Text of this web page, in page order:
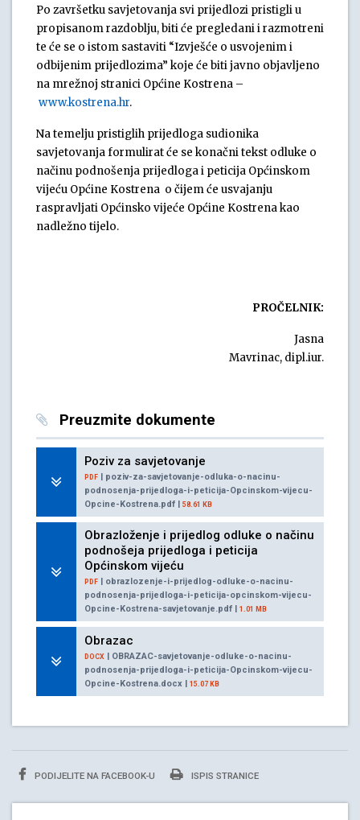
Po završetku savjetovanja svi prijedlozi pristigli u
propisanom razdoblju, biti će pregledani i razmotreni
te će se o istom sastaviti “Izvješće o usvojenim i
odbijenim prijedlozima” koje će biti javno objavljeno
na mrežnoj stranici Općine Kostrena –
www.kostrena.hr.
Na temelju pristiglih prijedloga sudionika
savjetovanja formulirat će se konačni tekst odluke o
načinu podnošenja prijedloga i peticija Općinskom
vijeću Općine Kostrena o čijem će usvajanju
raspravljati Općinsko vijeće Općine Kostrena kao
nadležno tijelo.
PROČELNIK:
Jasna
Mavrinac, dipl.iur.
Preuzmite dokumente
Poziv za savjetovanje
PDF | poziv-za-savjetovanje-odluka-o-nacinu-
podnosenja-prijedloga-i-peticija-Opcinskom-vijecu-
Opcine-Kostrena.pdf | 58.61 KB
Obrazloženje i prijedlog odluke o načinu
podnošeja prijedloga i peticija
Općinskom vijeću
PDF | obrazlozenje-i-prijedlog-odluke-o-nacinu-
podnosenja-prijedloga-i-peticija-opcinskom-vijecu-
Opcine-Kostrena-savjetovanje.pdf | 1.01 MB
Obrazac
DOCX | OBRAZAC-savjetovanje-odluke-o-nacinu-
podnosenja-prijedloga-i-peticija-Opcinskom-vijecu-
Opcine-Kostrena.docx | 15.07 KB
PODIJELITE NA FACEBOOK-U ISPIS STRANICE